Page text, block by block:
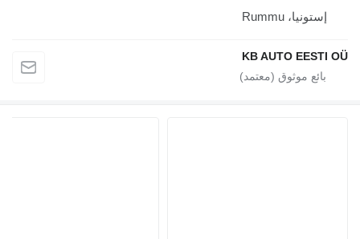
إستونيا، Rummu
KB AUTO EESTI